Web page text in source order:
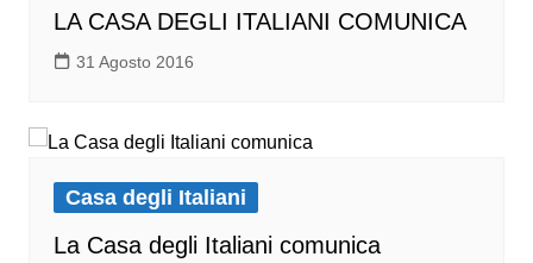
LA CASA DEGLI ITALIANI COMUNICA
31 Agosto 2016
Casa degli Italiani
La Casa degli Italiani comunica